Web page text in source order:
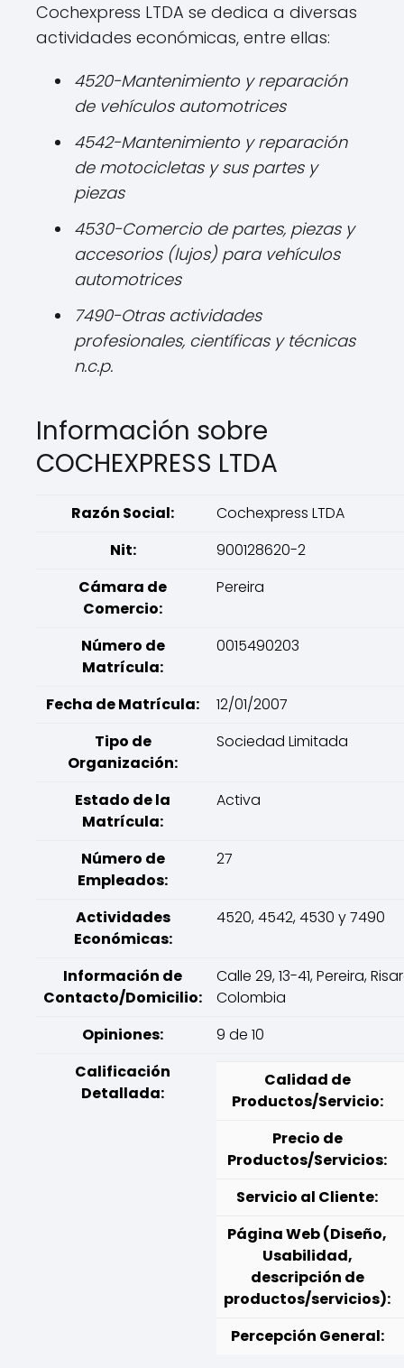
Cochexpress LTDA se dedica a diversas
actividades económicas, entre ellas:
4520-Mantenimiento y reparación
de vehículos automotrices
4542-Mantenimiento y reparación
de motocicletas y sus partes y
piezas
4530-Comercio de partes, piezas y
accesorios (lujos) para vehículos
automotrices
7490-Otras actividades
profesionales, científicas y técnicas
n.c.p.
Información sobre
COCHEXPRESS LTDA
Razón Social:
Cochexpress LTDA
Nit:
900128620-2
Cámara de
Comercio:
Pereira
Número de
Matrícula:
0015490203
Fecha de Matrícula:
12/01/2007
Tipo de
Organización:
Sociedad Limitada
Estado de la
Matrícula:
Activa
Número de
Empleados:
27
Actividades
Económicas:
4520, 4542, 4530 y 7490
Información de
Contacto/Domicilio:
Calle 29, 13-41, Pereira,
Colombia
Opiniones:
9 de 10
Calificación
Detallada:
Calidad de
Productos/Servicio:
Precio de
Productos/Servicios:
Servicio al Cliente:
Página Web (Diseño,
Usabilidad,
descripción de
productos/servicios):
Percepción General: